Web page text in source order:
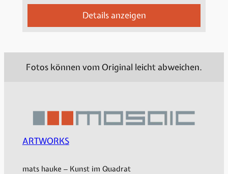
Details anzeigen
Fotos können vom Original leicht abweichen.
ARTWORKS
mats hauke – Kunst im Quadrat